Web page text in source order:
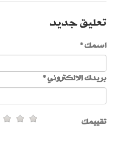
تعليق جديد
اسمك *
بريدك الالكتروني *
تقييمك